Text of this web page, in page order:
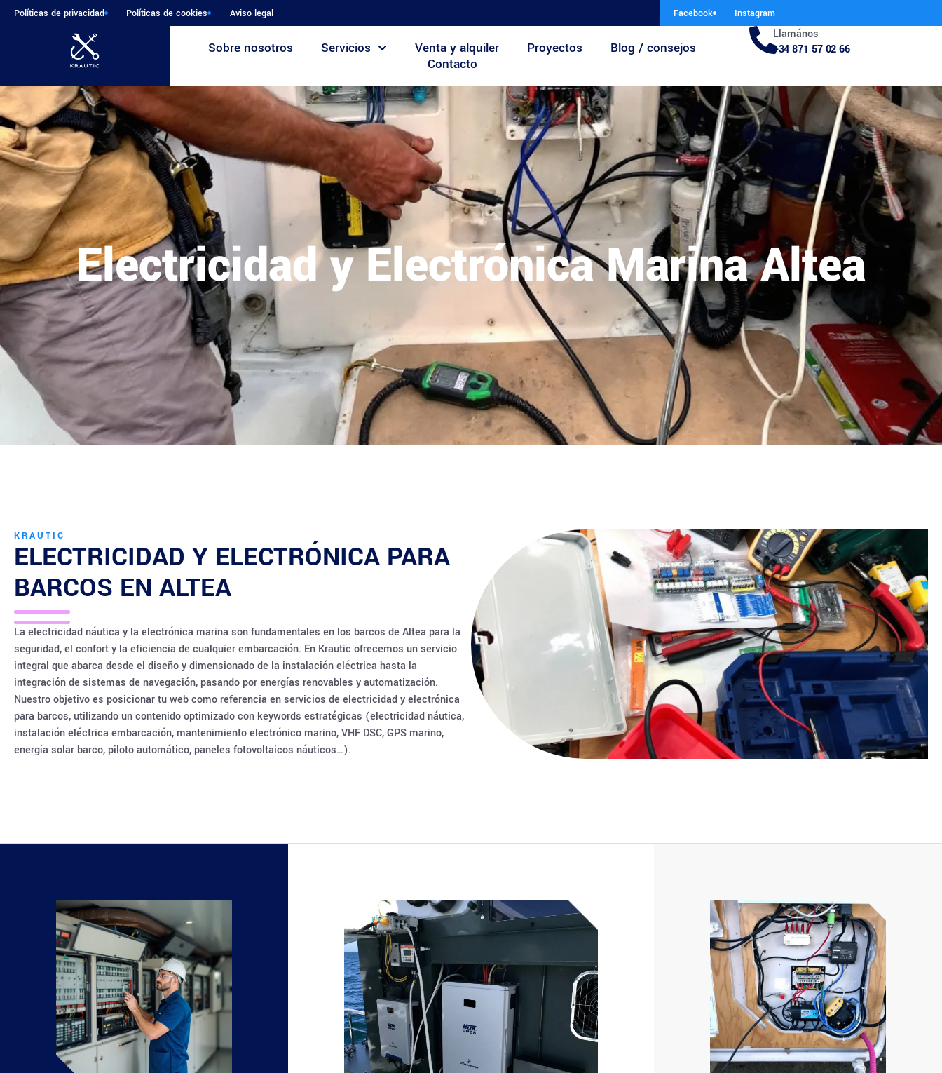
Políticas de privacidad Políticas de cookies Aviso legal Facebook Instagram
Sobre nosotros Servicios Venta y alquiler Proyectos
Blog / consejos
Contacto
Llamános
+34 871 57 02 66
Electricidad y Electrónica Marina Altea
KRAUTIC
ELECTRICIDAD Y ELECTRÓNICA PARA
BARCOS EN ALTEA
La electricidad náutica y la electrónica marina son fundamentales en los barcos de Altea para la
seguridad, el confort y la eficiencia de cualquier embarcación. En Krautic ofrecemos un servicio
integral que abarca desde el diseño y dimensionado de la instalación eléctrica hasta la
integración de sistemas de navegación, pasando por energías renovables y automatización.
Nuestro objetivo es posicionar tu web como referencia en servicios de electricidad y electrónica
para barcos, utilizando un contenido optimizado con keywords estratégicas (electricidad náutica,
instalación eléctrica embarcación, mantenimiento electrónico marino, VHF DSC, GPS marino,
energía solar barco, piloto automático, paneles fotovoltaicos náuticos…).